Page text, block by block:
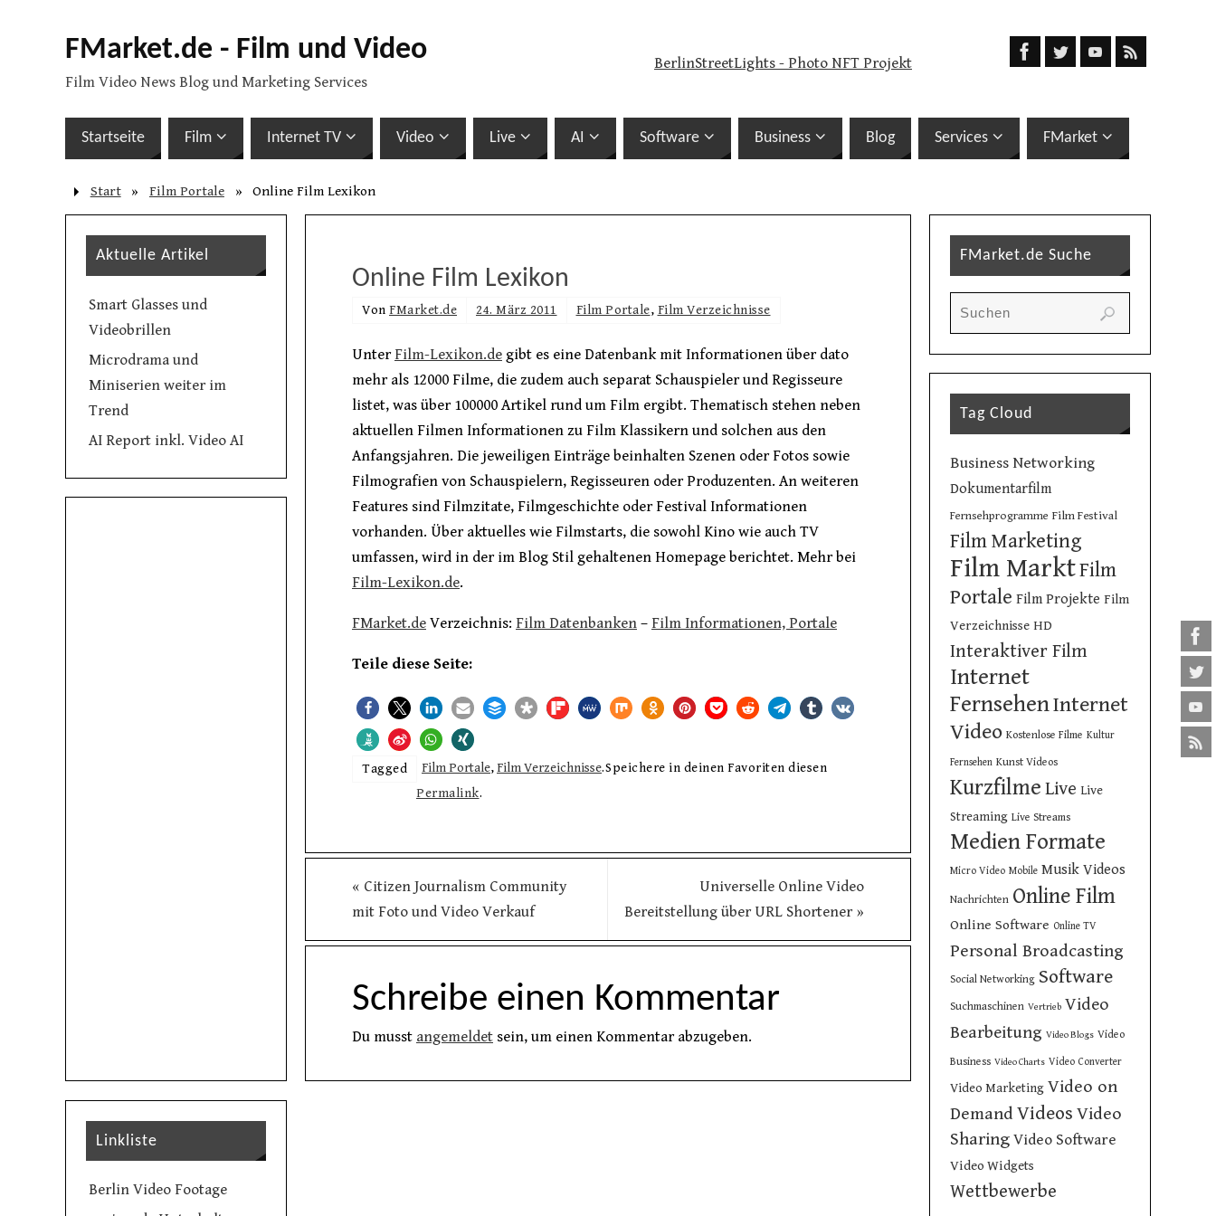
FMarket.de - Film und Video
Film Video News Blog und Marketing Services
BerlinStreetLights - Photo NFT Projekt
Startseite Film Internet TV Video Live AI Software Business Blog Services FMarket
Start » Film Portale » Online Film Lexikon
Online Film Lexikon
Von FMarket.de 24. März 2011 Film Portale, Film Verzeichnisse
Unter Film-Lexikon.de gibt es eine Datenbank mit Informationen über dato
mehr als 12000 Filme, die zudem auch separat Schauspieler und Regisseure
listet, was über 100000 Artikel rund um Film ergibt. Thematisch stehen neben
aktuellen Filmen Informationen zu Film Klassikern und solchen aus den
Anfangsjahren. Die jeweiligen Einträge beinhalten Szenen oder Fotos sowie
Filmografien von Schauspielern, Regisseuren oder Produzenten. An weiteren
Features sind Filmzitate, Filmgeschichte oder Festival Informationen
vorhanden. Über aktuelles wie Filmstarts, die sowohl Kino wie auch TV
umfassen, wird in der im Blog Stil gehaltenen Homepage berichtet. Mehr bei
Film-Lexikon.de.
FMarket.de Verzeichnis: Film Datenbanken – Film Informationen, Portale
Teile diese Seite:
Tagged Film Portale,Film Verzeichnisse.Speichere in deinen Favoriten diesen
Permalink.
« Citizen Journalism Community
mit Foto und Video Verkauf
Universelle Online Video
Bereitstellung über URL Shortener »
Schreibe einen Kommentar
Du musst angemeldet sein, um einen Kommentar abzugeben.
Aktuelle Artikel
Smart Glasses und
Videobrillen
Microdrama und
Miniserien weiter im
Trend
AI Report inkl. Video AI
Linkliste
Berlin Video Footage
FMarket.de Suche
Tag Cloud
Business Networking
Dokumentarfilm
Fernsehprogramme Film Festival
Film Marketing
Film MarktFilm
Portale Film Projekte Film
Verzeichnisse HD
Interaktiver Film
Internet
FernsehenInternet
Video Kostenlose Filme Kultur
Fernsehen Kunst Videos
Kurzfilme Live Live
Streaming Live Streams
Medien Formate
Micro Video Mobile Musik Videos
Nachrichten Online Film
Online Software Online TV
Personal Broadcasting
Social Networking Software
Suchmaschinen Vertrieb Video
Bearbeitung Video Blogs Video
Business Video Charts Video Converter
Video Marketing Video on
Demand Videos Video
Sharing Video Software
Video Widgets
Wettbewerbe